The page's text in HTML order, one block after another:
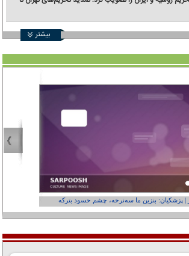
بیشتر
| پزشکیان: بنزین ما سه‌نرخه، چشم حسود بترکه